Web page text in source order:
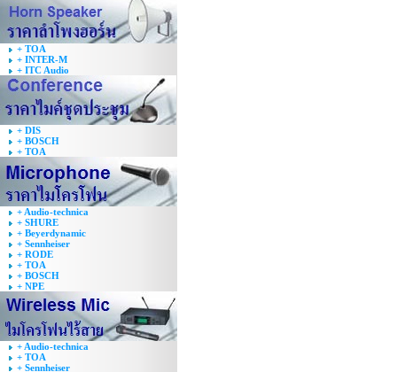
+ TOA
+ INTER-M
+ ITC Audio
+ DIS
+ BOSCH
+ TOA
+ Audio-technica
+ SHURE
+ Beyerdynamic
+ Sennheiser
+ RODE
+ TOA
+ BOSCH
+ NPE
+ Audio-technica
+ TOA
+ Sennheiser